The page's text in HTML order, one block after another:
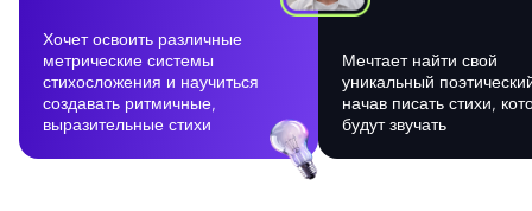
Хочет освоить различные
метрические системы
стихосложения и научиться
создавать ритмичные,
выразительные стихи
Мечтает найти свой
уникальный
начав писать стихи,
будут звучать